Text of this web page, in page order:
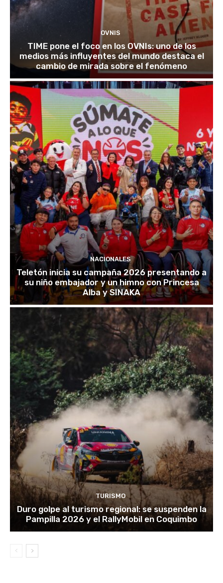
OVNIS
TIME pone el foco en los OVNIs: uno de los
medios más influyentes del mundo destaca el
cambio de mirada sobre el fenómeno
NACIONALES
Teletón inicia su campaña 2026 presentando a
su niño embajador y un himno con Princesa
Alba y SINAKA
TURISMO
Duro golpe al turismo regional: se suspenden la
Pampilla 2026 y el RallyMobil en Coquimbo